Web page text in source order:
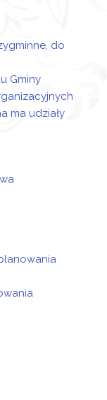
do
Gminy
ma udziały